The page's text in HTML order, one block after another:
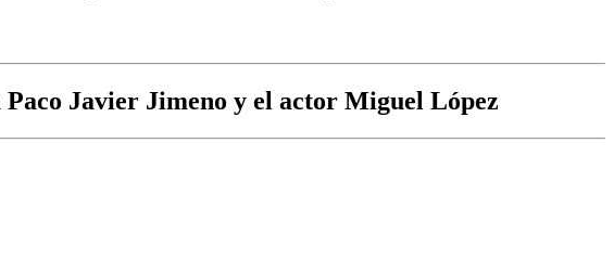
Javier Jimeno y el actor Miguel López